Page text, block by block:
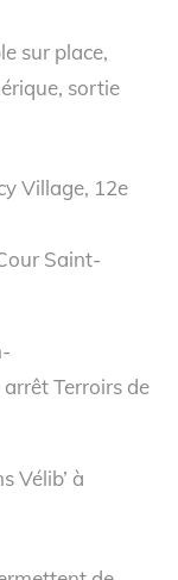
sur place,
sortie
Village, 12e
Saint-
Terroirs de
Vélib’ à